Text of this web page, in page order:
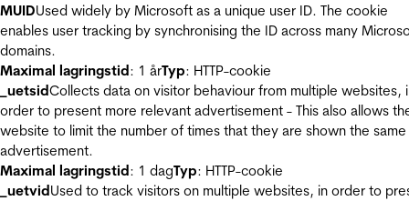
MUIDUsed widely by Microsoft as a unique user ID. The cookie
enables user tracking by synchronising the ID across many
domains.
Maximal lagringstid: 1 årTyp: HTTP-cookie
_uetsidCollects data on visitor behaviour from multiple websites,
order to present more relevant advertisement - This also allows
website to limit the number of times that they are shown the same
advertisement.
Maximal lagringstid: 1 dagTyp: HTTP-cookie
_uetvidUsed to track visitors on multiple websites, in order to